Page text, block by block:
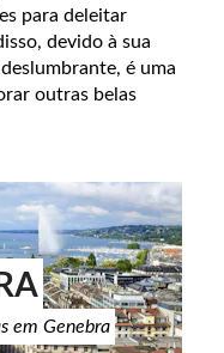
para deleitar
devido à sua
é uma
outras belas
em Genebra